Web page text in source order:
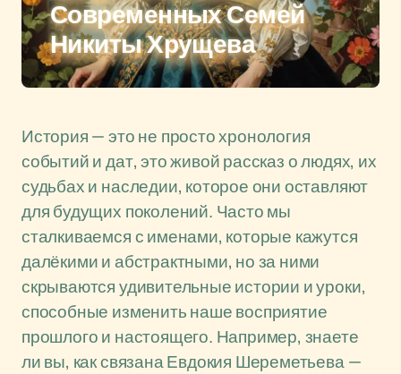
Современных Семей
Никиты Хрущева
История — это не просто хронология
событий и дат, это живой рассказ о людях, их
судьбах и наследии, которое они оставляют
для будущих поколений. Часто мы
сталкиваемся с именами, которые кажутся
далёкими и абстрактными, но за ними
скрываются удивительные истории и уроки,
способные изменить наше восприятие
прошлого и настоящего. Например, знаете
ли вы, как связана Евдокия Шереметьева —